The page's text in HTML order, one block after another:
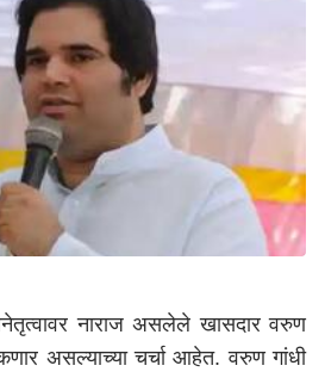
नाराज असलेले खासदार वरुण
असल्याच्या चर्चा आहेत. वरुण गांधी